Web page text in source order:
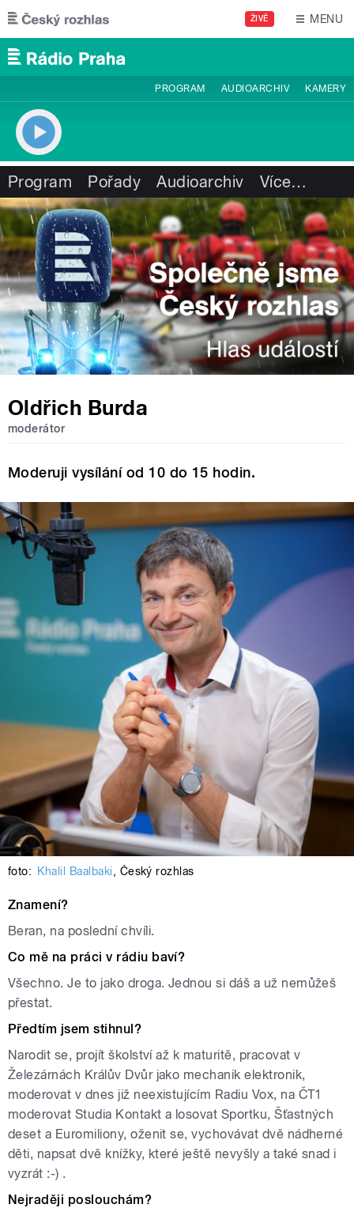
Přejít k hlavnímu obsahu
ŽIVĚ MENU
PROGRAM AUDIOARCHIV KAMERY
Program Pořady Audioarchiv Více…
Oldřich Burda
moderátor
Moderuji vysílání od 10 do 15 hodin.
foto: Khalil Baalbaki, Český rozhlas
Znamení?
Beran, na poslední chvíli.
Co mě na práci v rádiu baví?
Všechno. Je to jako droga. Jednou si dáš a už nemůžeš
přestat.
Předtím jsem stihnul?
Narodit se, projít školství až k maturitě, pracovat v
Železárnách Králův Dvůr jako mechanik elektronik,
moderovat v dnes již neexistujícím Radiu Vox, na ČT1
moderovat Studia Kontakt a losovat Sportku, Šťastných
deset a Euromiliony, oženit se, vychovávat dvě nádherné
děti, napsat dvě knížky, které ještě nevyšly a také snad i
vyzrát :-) .
Nejraději poslouchám?